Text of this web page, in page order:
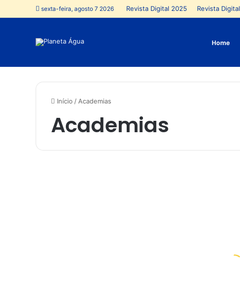
sexta-feira, agosto 7 2026 Revista Digital 2025 Revista Digital
Home
Início / Academias
Academias